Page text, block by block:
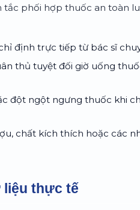
tắc phối hợp thuốc an toàn
định trực tiếp từ bác sĩ
thủ tuyệt đối giờ uống
đột ngột ngưng thuốc khi
chất kích thích hoặc các
liệu thực tế